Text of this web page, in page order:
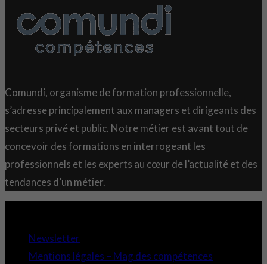
Comundi, organisme de formation professionnelle,
s’adresse principalement aux managers et dirigeants des
secteurs privé et public. Notre métier est avant tout de
concevoir des formations en interrogeant les
professionnels et les experts au cœur de l’actualité et des
tendances d’un métier.
Newsletter
Mentions légales – Mag des compétences